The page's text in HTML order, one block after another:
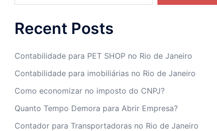
Recent Posts
Contabilidade para PET SHOP no Rio de Janeiro
Contabilidade para imobiliárias no Rio de Janeiro
Como economizar no imposto do CNPJ?
Quanto Tempo Demora para Abrir Empresa?
Contador para Transportadoras no Rio de Janeiro